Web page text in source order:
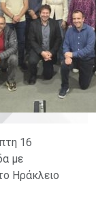
16
με
Ηράκλειο